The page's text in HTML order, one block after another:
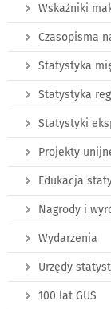
Wskaźniki
Czasopisma
Statystyka
Statystyka
Statystyki
Projekty
Edukacja
Nagrody i
Wydarzenia
Urzędy
100 lat GUS